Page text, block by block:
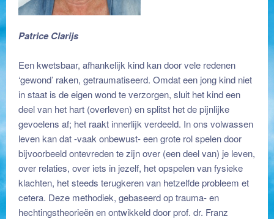
Patrice Clarijs
Een kwetsbaar, afhankelijk kind kan door vele redenen
‘gewond’ raken, getraumatiseerd. Omdat een jong kind niet
in staat is de eigen wond te verzorgen, sluit het kind een
deel van het hart (overleven) en splitst het de pijnlijke
gevoelens af; het raakt innerlijk verdeeld. In ons volwassen
leven kan dat -vaak onbewust- een grote rol spelen door
bijvoorbeeld ontevreden te zijn over (een deel van) je leven,
over relaties, over iets in jezelf, het opspelen van fysieke
klachten, het steeds terugkeren van hetzelfde probleem et
cetera. Deze methodiek, gebaseerd op trauma- en
hechtingstheorieën en ontwikkeld door prof. dr. Franz